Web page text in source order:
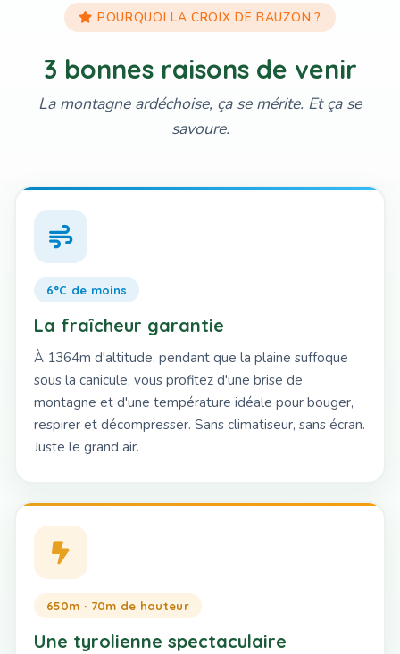
POURQUOI LA CROIX DE BAUZON ?
3 bonnes raisons de venir
La montagne ardéchoise, ça se mérite. Et ça se
savoure.
6°C de moins
La fraîcheur garantie
À 1364m d'altitude, pendant que la plaine suffoque
sous la canicule, vous profitez d'une brise de
montagne et d'une température idéale pour bouger,
respirer et décompresser. Sans climatiseur, sans écran.
Juste le grand air.
650m · 70m de hauteur
Une tyrolienne spectaculaire